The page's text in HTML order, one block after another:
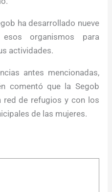
ha desarrollado nueve
esos organismos para
actividades.
antes mencionadas,
comentó que la Segob
red de refugios y con los
de las mujeres.